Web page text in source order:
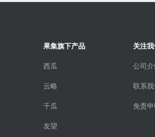
果集旗下产品
西瓜
云略
千瓜
友望
关注
公司
联系
免责